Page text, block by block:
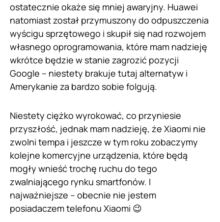
ostatecznie okaże się mniej awaryjny. Huawei
natomiast został przymuszony do odpuszczenia
wyścigu sprzętowego i skupił się nad rozwojem
własnego oprogramowania, które mam nadzieję
wkrótce będzie w stanie zagrozić pozycji
Google – niestety brakuje tutaj alternatyw i
Amerykanie za bardzo sobie folgują.
Niestety ciężko wyrokować, co przyniesie
przyszłość, jednak mam nadzieję, że Xiaomi nie
zwolni tempa i jeszcze w tym roku zobaczymy
kolejne komercyjne urządzenia, które będą
mogły wnieść trochę ruchu do tego
zwalniającego rynku smartfonów. I
najważniejsze – obecnie nie jestem
posiadaczem telefonu Xiaomi 😉